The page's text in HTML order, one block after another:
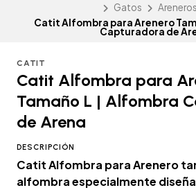
Gatos
Areneros
Catit Alfombra para Arenero
Capturadora de
CATIT
Catit Alfombra para
Tamaño L | Alfombra
de Arena
DESCRIPCIÓN
Catit Alfombra para Arenero
alfombra especialmente